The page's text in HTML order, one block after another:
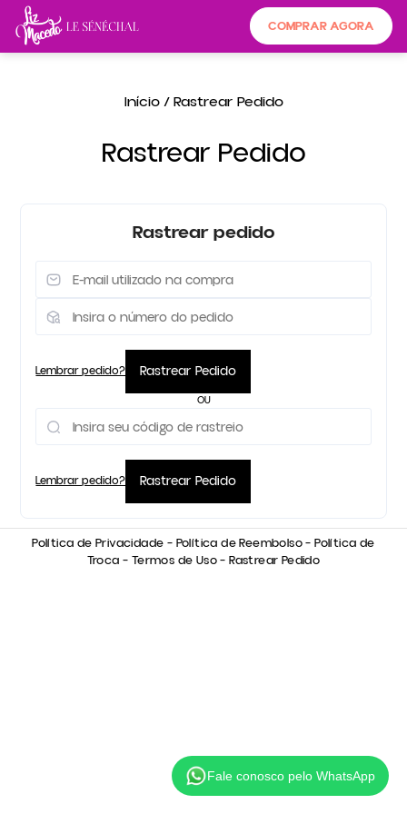
COMPRAR AGORA
Início/ Rastrear Pedido
Rastrear Pedido
Rastrear pedido
Lembrar pedido? Rastrear Pedido
OU
Lembrar pedido? Rastrear Pedido
Política de Privacidade – Política de Reembolso–Política de
Troca – Termos de Uso– Rastrear Pedido
Fale conosco pelo WhatsApp